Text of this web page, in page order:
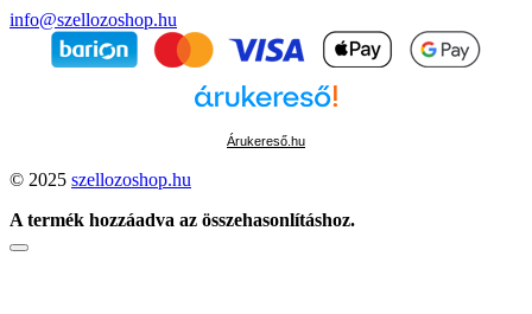
info@szellozoshop.hu
Árukereső.hu
© 2025 szellozoshop.hu
A termék hozzáadva az összehasonlításhoz.